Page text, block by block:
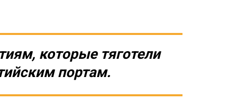
которые тяготели
портам.